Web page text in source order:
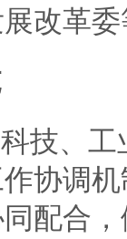
改革
技、
协调
配合